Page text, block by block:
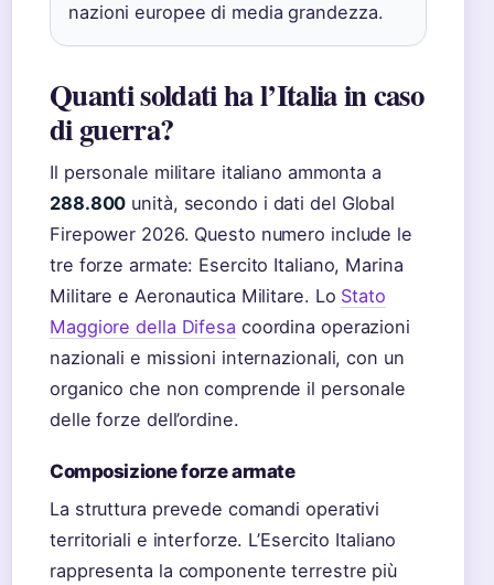
nazioni europee di media grandezza.
Quanti soldati ha l’Italia in caso
di guerra?
Il personale militare italiano ammonta a
288.800 unità, secondo i dati del Global
Firepower 2026. Questo numero include le
tre forze armate: Esercito Italiano, Marina
Militare e Aeronautica Militare. Lo Stato
Maggiore della Difesa coordina operazioni
nazionali e missioni internazionali, con un
organico che non comprende il personale
delle forze dell’ordine.
Composizione forze armate
La struttura prevede comandi operativi
territoriali e interforze. L’Esercito Italiano
rappresenta la componente terrestre più